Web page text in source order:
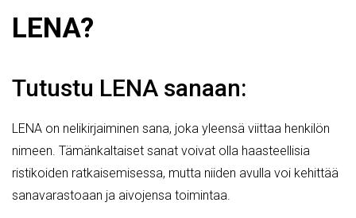
LENA?
Tutustu LENA sanaan:
LENA on nelikirjaiminen sana, joka yleensä viittaa henkilön
nimeen. Tämänkaltaiset sanat voivat olla haasteellisia
ristikoiden ratkaisemisessa, mutta niiden avulla voi kehittää
sanavarastoaan ja aivojensa toimintaa.